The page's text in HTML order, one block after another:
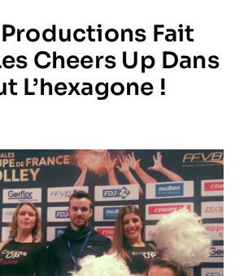
Fait
Cheers Up Dans
L’hexagone !